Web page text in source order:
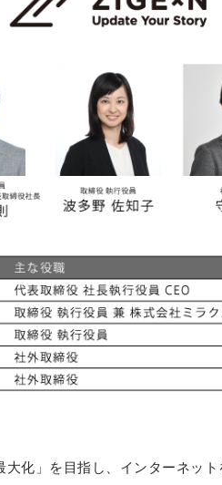
化」を目指し、インターネッ